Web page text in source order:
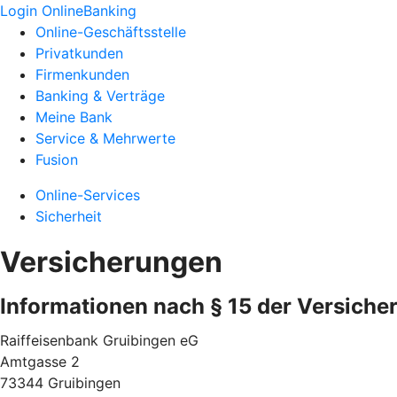
Login OnlineBanking
Online-Geschäftsstelle
Privatkunden
Firmenkunden
Banking & Verträge
Meine Bank
Service & Mehrwerte
Fusion
Online-Services
Sicherheit
Versicherungen
Informationen nach § 15 der
Raiffeisenbank Gruibingen eG
Amtgasse 2
73344 Gruibingen